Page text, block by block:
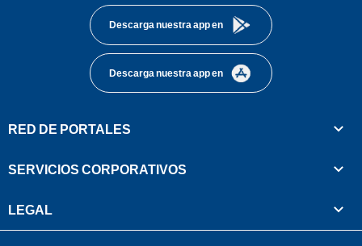
Descarga nuestra app en
Descarga nuestra app en
RED DE PORTALES
SERVICIOS CORPORATIVOS
LEGAL